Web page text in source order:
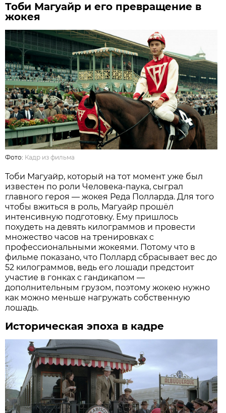
Тоби Магуайр и его превращение в
жокея
Фото: Кадр из фильма
Тоби Магуайр, который на тот момент уже был
известен по роли Человека-паука, сыграл
главного героя — жокея Реда Полларда. Для того
чтобы вжиться в роль, Магуайр прошёл
интенсивную подготовку. Ему пришлось
похудеть на девять килограммов и провести
множество часов на тренировках с
профессиональными жокеями. Потому что в
фильме показано, что Поллард сбрасывает вес до
52 килограммов, ведь его лошади предстоит
участие в гонках с гандикапом —
дополнительным грузом, поэтому жокею нужно
как можно меньше нагружать собственную
лошадь.
Историческая эпоха в кадре